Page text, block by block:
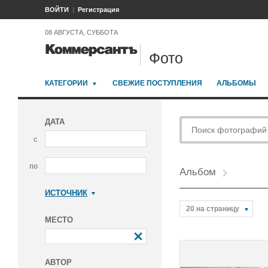
ВОЙТИ Регистрация
08 АВГУСТА, СУББОТА
Фото
КАТЕГОРИИ СВЕЖИЕ ПОСТУПЛЕНИЯ АЛЬБОМЫ
ДАТА
с
по
ИСТОЧНИК
МЕСТО
АВТОР
Альбом
20 на страницу